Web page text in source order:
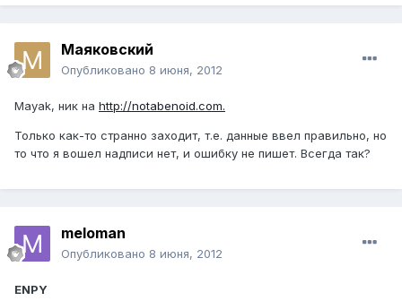
Маяковский
Опубликовано 8 июня, 2012
Mayak, ник на http://notabenoid.com.
Только как-то странно заходит, т.е. данные ввел правильно, но
то что я вошел надписи нет, и ошибку не пишет. Всегда так?
meloman
Опубликовано 8 июня, 2012
ENPY